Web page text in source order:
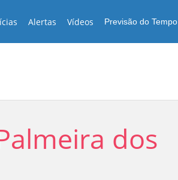
Alertas Vídeos Previsão do Tempo
dos